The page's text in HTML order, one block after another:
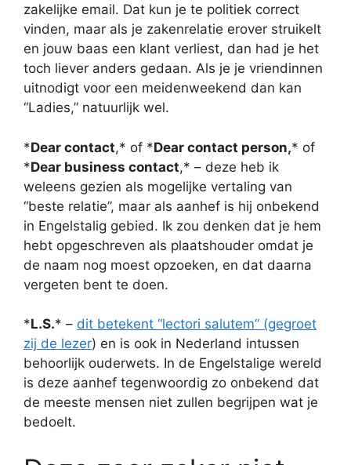
zakelijke email. Dat kun je te politiek correct
vinden, maar als je zakenrelatie erover struikelt
en jouw baas een klant verliest, dan had je het
toch liever anders gedaan. Als je je vriendinnen
uitnodigt voor een meidenweekend dan kan
“Ladies,” natuurlijk wel.
*Dear contact,* of *Dear contact person,* of
*Dear business contact,* – deze heb ik
weleens gezien als mogelijke vertaling van
“beste relatie”, maar als aanhef is hij onbekend
in Engelstalig gebied. Ik zou denken dat je hem
hebt opgeschreven als plaatshouder omdat je
de naam nog moest opzoeken, en dat daarna
vergeten bent te doen.
*L.S.* – dit betekent “lectori salutem” (gegroet
zij de lezer) en is ook in Nederland intussen
behoorlijk ouderwets. In de Engelstalige wereld
is deze aanhef tegenwoordig zo onbekend dat
de meeste mensen niet zullen begrijpen wat je
bedoelt.